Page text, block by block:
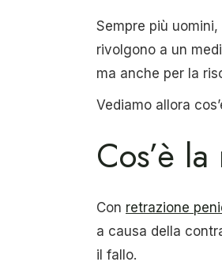
Sempre più
rivolgono a un
ma anche per la
Vediamo allora
Cos’è
Con retrazione
a causa della
il fallo.